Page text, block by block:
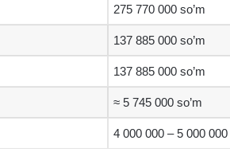
275 770 000 so’m
137 885 000 so’m
137 885 000 so’m
≈ 5 745 000 so’m
4 000 000 – 5 000 000